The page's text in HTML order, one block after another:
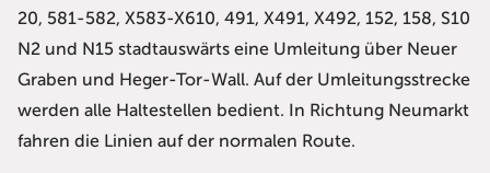
20, 581-582, X583-X610, 491, X491, X492, 152, 158, S10
N2 und N15 stadtauswärts eine Umleitung über Neuer
Graben und Heger-Tor-Wall. Auf der Umleitungsstrecke
werden alle Haltestellen bedient. In Richtung Neumarkt
fahren die Linien auf der normalen Route.